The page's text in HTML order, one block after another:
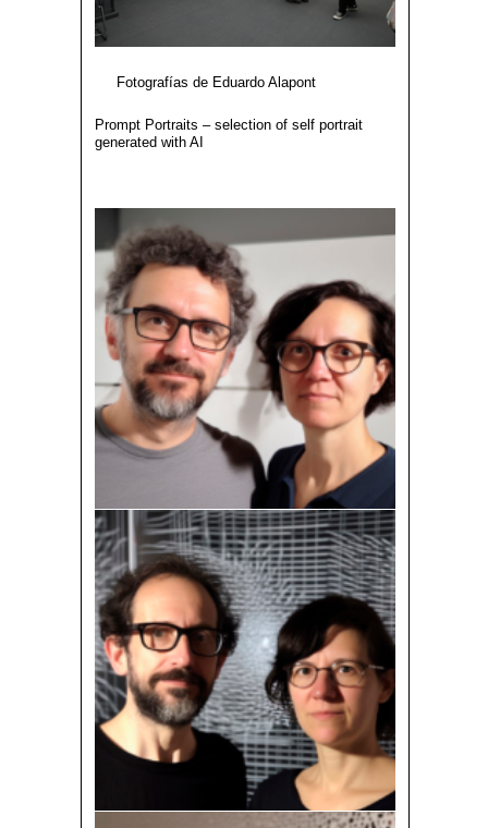
Fotografías de Eduardo Alapont
Prompt Portraits – selection of self portrait
generated with AI